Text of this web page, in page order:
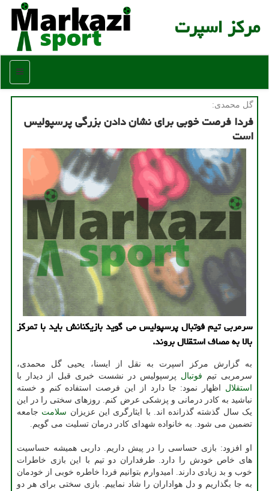
مركز اسپرت
منو
گل محمدی:
فردا فرصت خوبی برای نشان دادن بزرگی پرسپولیس
است
سرمربی تیم فوتبال پرسپولیس می گوید بازیکنانش باید با تمرکز
بالا به مصاف استقلال بروند.
به گزارش مرکز اسپرت به نقل از ایسنا، یحیی گل محمدی،
سرمربی تیم فوتبال پرسپولیس در نشست خبری قبل از دیدار با
استقلال اظهار نمود: جا دارد از این فرصت استفاده کنم و خسته
نباشید به کادر درمانی و پزشکی عرض کنم. روزهای سختی را در این
یک سال گذشته گذرانده اند. با ایثارگری این عزیزان سلامت جامعه
تضمین می شود. به خانواده شهدای کادر درمان تسلیت می گویم.
او افزود: بازی حساسی را در پیش داریم. داربی همیشه حساسیت
های خاص خودش را دارد. طرفداران دو تیم با این بازی خاطرات
خوب و بد زیادی دارند. امیدوارم بتوانیم فردا خاطره خوبی از خودمان
به جا بگذاریم و دل هواداران را شاد نماییم. بازی سختی برای هر دو